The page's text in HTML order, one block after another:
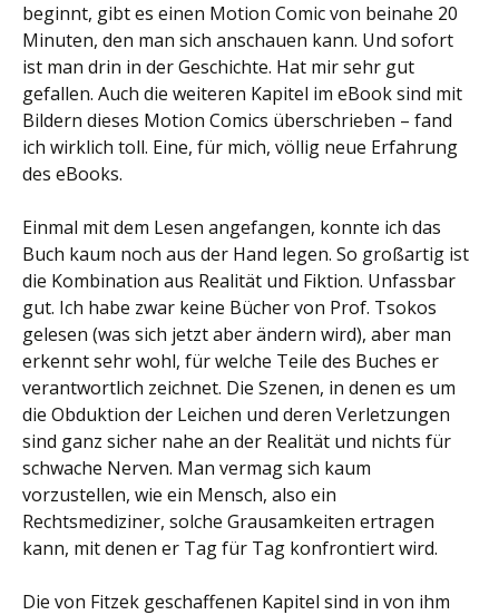
beginnt, gibt es einen Motion Comic von beinahe 20
Minuten, den man sich anschauen kann. Und sofort
ist man drin in der Geschichte. Hat mir sehr gut
gefallen. Auch die weiteren Kapitel im eBook sind mit
Bildern dieses Motion Comics überschrieben – fand
ich wirklich toll. Eine, für mich, völlig neue Erfahrung
des eBooks.
Einmal mit dem Lesen angefangen, konnte ich das
Buch kaum noch aus der Hand legen. So großartig ist
die Kombination aus Realität und Fiktion. Unfassbar
gut. Ich habe zwar keine Bücher von Prof. Tsokos
gelesen (was sich jetzt aber ändern wird), aber man
erkennt sehr wohl, für welche Teile des Buches er
verantwortlich zeichnet. Die Szenen, in denen es um
die Obduktion der Leichen und deren Verletzungen
sind ganz sicher nahe an der Realität und nichts für
schwache Nerven. Man vermag sich kaum
vorzustellen, wie ein Mensch, also ein
Rechtsmediziner, solche Grausamkeiten ertragen
kann, mit denen er Tag für Tag konfrontiert wird.
Die von Fitzek geschaffenen Kapitel sind in von ihm